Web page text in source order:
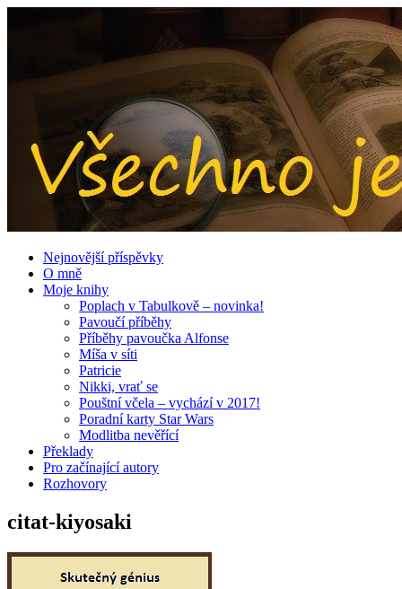
Nejnovější příspěvky
O mně
Moje knihy
Poplach v Tabulkově – novinka!
Pavoučí příběhy
Příběhy pavoučka Alfonse
Míša v síti
Patricie
Nikki, vrať se
Pouštní včela – vychází v 2017!
Poradní karty Star Wars
Modlitba nevěřící
Překlady
Pro začínající autory
Rozhovory
citat-kiyosaki